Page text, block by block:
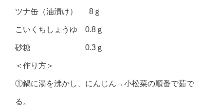
ツナ缶（油漬け） 8ｇ
こいくちしょうゆ 0.8ｇ
砂糖 0.3ｇ
＜作り方＞
①鍋に湯を沸かし、にんじん→小松菜の順番で茹で
る。